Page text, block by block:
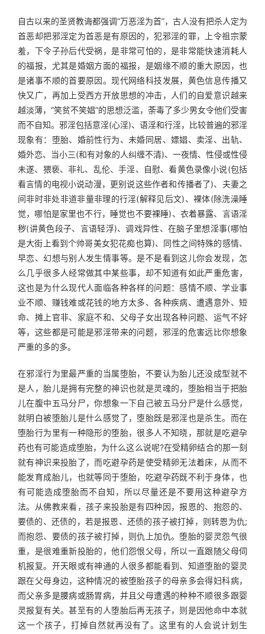
自古以来的圣贤教诲都强调“万恶淫为首”，古人没有把杀人定为
首恶却把邪淫定为首恶是有原因的，犯邪淫的罪，上令祖宗蒙
羞，下令子孙后代受祸，是非常可怕的，是非常能快速消耗人
的福报，尤其是婚姻方面的福报，是姻缘不顺的重大原因，也
是诸事不顺的首要原因。现代网络科技发展，黄色信息传播又
快又广，再加上受西方开放思想的冲击，人们的自爱意识越来
越淡薄，“笑贫不笑娼”的思想泛滥，荼毒了多少男女令他们受害
而不自知。邪淫包括意淫(心淫)、语淫和行淫，比较普遍的邪淫
现象有：堕胎、婚前性行为、未婚同居、嫖娼、卖淫、出轨、
婚外恋、当小三(和有对象的人纠缠不清)、一夜情、性侵或性侵
未遂、猥亵、非礼、乱伦、手淫、自慰、看黄色录像小说(包括
看言情的电视小说动漫，更别说这些作者和传播者了)、夫妻之
间非时非处非道非量非理的行淫(解释见后文)、裸体(除洗澡睡
觉，哪怕是家里也不行，睡觉也不要裸睡)、衣着暴露、言语淫
秽(讲黄色段子、言语轻浮)、调戏异性、在脑子里想淫事(哪怕
是大街上看到个帅哥美女犯花痴也算)、同性之间特殊的感情、
早恋、幻想与别人发生情事等。是不是看到这儿你会发现，怎
么几乎很多人经常做其中某些事，却不知道有如此严重危害，
这也是为什么现代人面临各种各样的问题：感情不顺、学业事
业不顺、赚钱难或花钱的地方太多、各种疾病、遭遇意外、短
命、摊上官非、家庭不和、父母子女出现各种问题、运气不好
等，这些都是可能是邪淫带来的问题，邪淫的危害远比你想象
严重的多的多。
在邪淫行为里最严重的当属堕胎，不要认为胎儿还没成型就不
是人，胎儿是拥有完整的神识也就是灵魂的，堕胎相当于把胎
儿在腹中五马分尸，你想象一下自己被五马分尸是什么感觉，
就明白被堕胎儿是什么感觉了，堕胎既是邪淫也是杀生。而在
堕胎行为里有一种隐形的堕胎，很多人不知晓，那就是吃避孕
药也有可能造成堕胎，为什么这么说呢?在受精卵结合的那一刻
就有神识来投胎了，而吃避孕药是使受精卵无法着床，从而不
能发育成胎儿，也就等同于堕胎，吃避孕药既不利于身体，也
有可能造成堕胎而不自知，所以尽量还是不要用这种避孕方
法。从佛教来看，孩子来投胎是有四种因，报恩的、抱怨的、
要债的、还债的，若是报恩、还债的孩子被打掉，则转恩为仇;
而抱怨、要债的孩子被打掉，则仇上加仇。堕胎的婴灵怨气很
重，是很难重新投胎的，他们怨恨父母，所以一直跟随父母伺
机报复。开天眼或有神通的人很多都能看到、知道堕胎的婴灵
跟在父母身边，这种情况的被堕胎孩子的母亲多会得妇科病，
而父亲多是腰病或肠胃病，并且父母遭遇的种种不顺很多跟婴
灵报复有关。甚至有的人堕胎后再无孩子，则是因他命中本就
这一个孩子，打掉自然就再没有了。这里有的人会说计划生